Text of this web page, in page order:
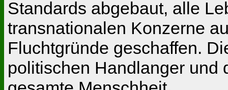
Standards abgebaut, alle
transnationalen Konzerne
Fluchtgründe geschaffen.
politischen Handlanger und